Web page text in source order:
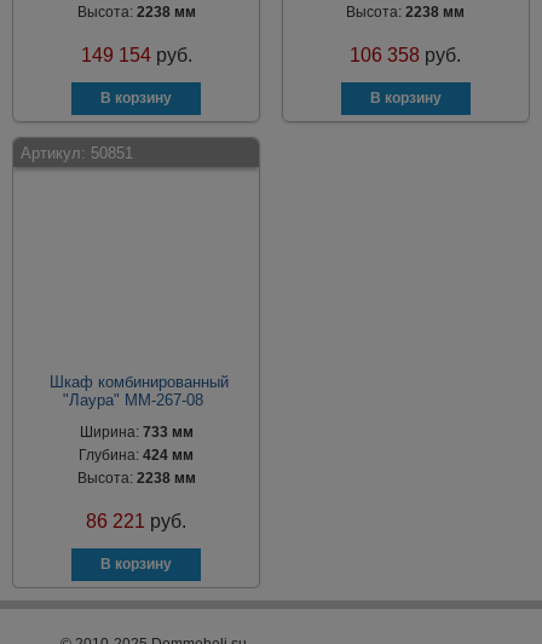
Высота: 2238 мм
149 154 руб.
Высота:2238 мм
106 358 руб.
Артикул: 50851
Шкаф комбинированный
"Лаура" ММ-267-08
Ширина: 733 мм
Глубина:424 мм
Высота: 2238 мм
86 221 руб.